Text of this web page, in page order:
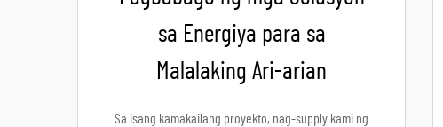
sa Energiya para sa
Malalaking Ari-arian
Sa isang kamakailang proyekto, nag-supply kami ng